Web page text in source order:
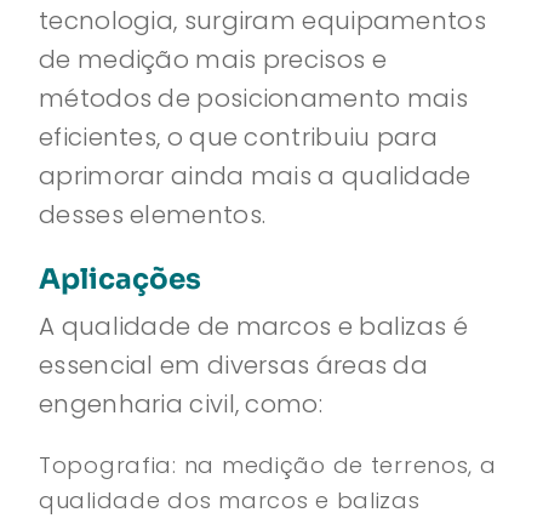
tecnologia, surgiram equipamentos
de medição mais precisos e
métodos de posicionamento mais
eficientes, o que contribuiu para
aprimorar ainda mais a qualidade
desses elementos.
Aplicações
A qualidade de marcos e balizas é
essencial em diversas áreas da
engenharia civil, como:
Topografia: na medição de terrenos, a
qualidade dos marcos e balizas